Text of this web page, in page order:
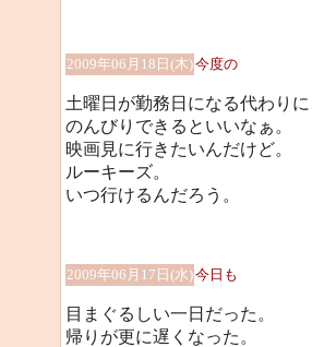
2009年06月18日(木)今度の
土曜日が勤務日になる代わりに
のんびりできるといいなぁ。
映画見に行きたいんだけど。
ルーキーズ。
いつ行けるんだろう。
2009年06月17日(水)今日も
目まぐるしい一日だった。
帰りが更に遅くなった。